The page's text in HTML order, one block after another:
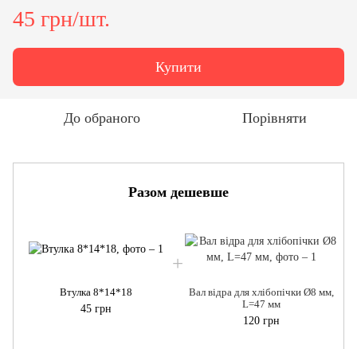
45 грн/шт.
Купити
До обраного Порівняти
Разом дешевше
Втулка 8*14*18
45 грн
Вал відра для хлібопічки Ø8 мм,
L=47 мм
120 грн